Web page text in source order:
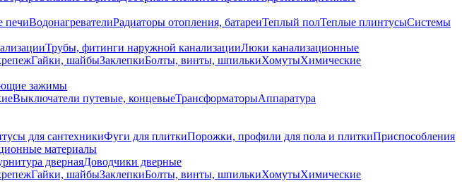
печиВодонагревателиРадиаторы отопления, батареиТеплый полТеплые плинтусыСистемы
Трубы, фитинги наружной канализацииЛюки канализационные
Гайки, шайбыЗаклепкиБолты, винты, шпилькиХомутыХимические
зажимы
Выключатели путевые, концевыеТрансформаторыАппаратура
для сантехникиФуги для плиткиПорожки, профили для пола и плиткиПриспособления
материалы
двернаяДоводчики дверные
Гайки, шайбыЗаклепкиБолты, винты, шпилькиХомутыХимические